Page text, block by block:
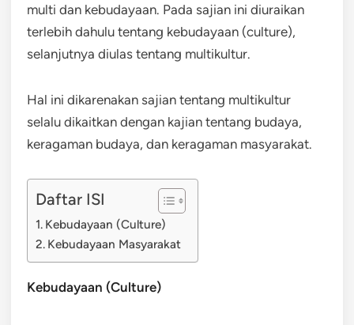
multi dan kebudayaan. Pada sajian ini diuraikan
terlebih dahulu tentang kebudayaan (culture),
selanjutnya diulas tentang multikultur.
Hal ini dikarenakan sajian tentang multikultur
selalu dikaitkan dengan kajian tentang budaya,
keragaman budaya, dan keragaman masyarakat.
Daftar ISI
Kebudayaan (Culture)
Kebudayaan Masyarakat
Kebudayaan (Culture)